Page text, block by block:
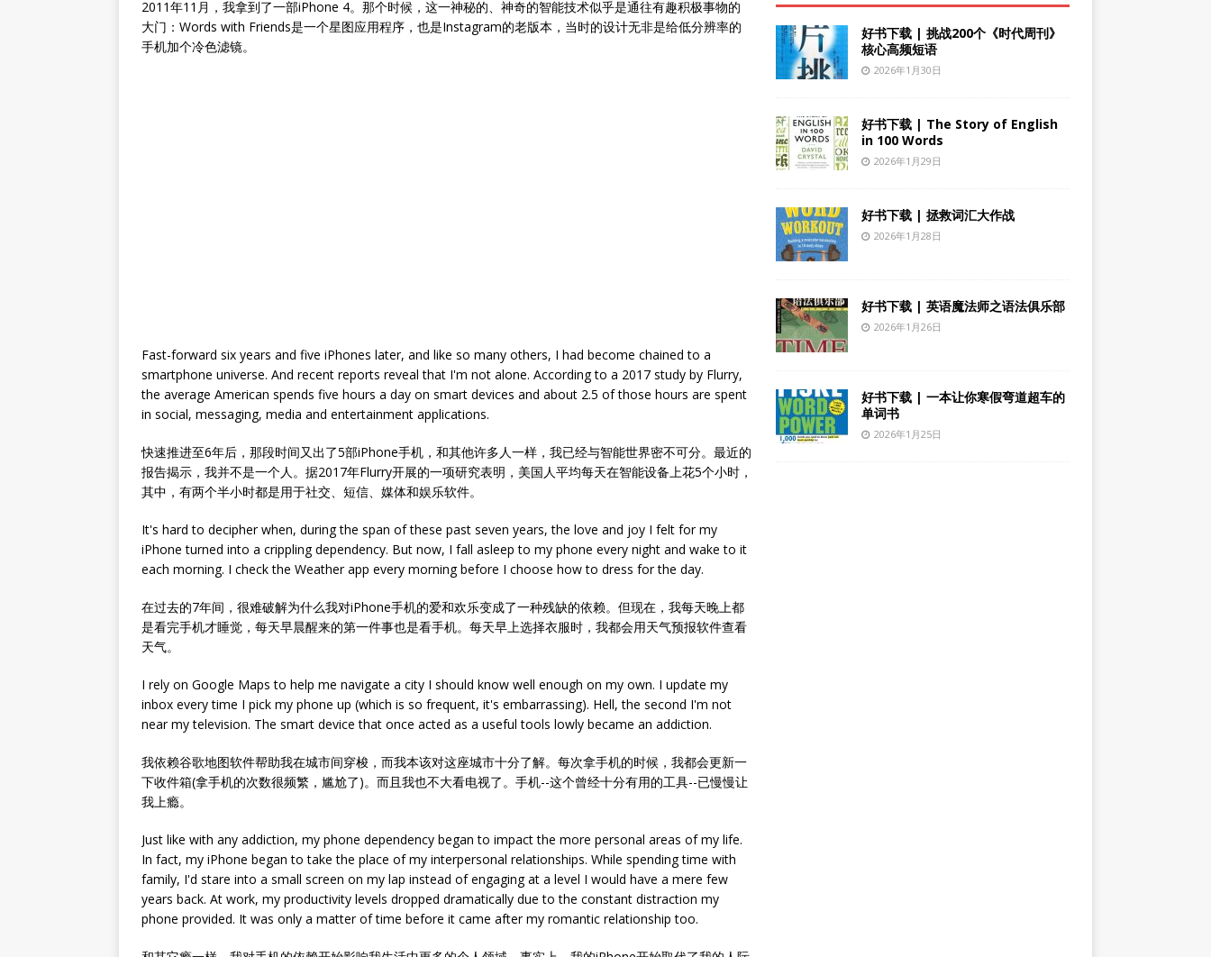
2011年11月，我拿到了一部iPhone 4。那个时候，这一神秘的、神奇的智能技术似乎是通往有趣积极事物的
大门：Words with Friends是一个星图应用程序，也是Instagram的老版本，当时的设计无非是给低分辨率的
手机加个冷色滤镜。
Fast-forward six years and five iPhones later, and like so many others, I had become chained to a
smartphone universe. And recent reports reveal that I'm not alone. According to a 2017 study by Flurry,
the average American spends five hours a day on smart devices and about 2.5 of those hours are spent
in social, messaging, media and entertainment applications.
快速推进至6年后，那段时间又出了5部iPhone手机，和其他许多人一样，我已经与智能世界密不可分。最近的
报告揭示，我并不是一个人。据2017年Flurry开展的一项研究表明，美国人平均每天在智能设备上花5个小时，
其中，有两个半小时都是用于社交、短信、媒体和娱乐软件。
It's hard to decipher when, during the span of these past seven years, the love and joy I felt for my
iPhone turned into a crippling dependency. But now, I fall asleep to my phone every night and wake to it
each morning. I check the Weather app every morning before I choose how to dress for the day.
在过去的7年间，很难破解为什么我对iPhone手机的爱和欢乐变成了一种残缺的依赖。但现在，我每天晚上都
是看完手机才睡觉，每天早晨醒来的第一件事也是看手机。每天早上选择衣服时，我都会用天气预报软件查看
天气。
I rely on Google Maps to help me navigate a city I should know well enough on my own. I update my
inbox every time I pick my phone up (which is so frequent, it's embarrassing). Hell, the second I'm not
near my television. The smart device that once acted as a useful tools lowly became an addiction.
我依赖谷歌地图软件帮助我在城市间穿梭，而我本该对这座城市十分了解。每次拿手机的时候，我都会更新一
下收件箱(拿手机的次数很频繁，尴尬了)。而且我也不大看电视了。手机--这个曾经十分有用的工具--已慢慢让
我上瘾。
Just like with any addiction, my phone dependency began to impact the more personal areas of my life.
In fact, my iPhone began to take the place of my interpersonal relationships. While spending time with
family, I'd stare into a small screen on my lap instead of engaging at a level I would have a mere few
years back. At work, my productivity levels dropped dramatically due to the constant distraction my
phone provided. It was only a matter of time before it came after my romantic relationship too.
好书下载 | 挑战200个《时代周刊》
核心高频短语
2026年1月30日
好书下载 | The Story of English
in 100 Words
2026年1月29日
好书下载 | 拯救词汇大作战
2026年1月28日
好书下载 | 英语魔法师之语法俱乐部
2026年1月26日
好书下载 | 一本让你寒假弯道超车的
单词书
2026年1月25日